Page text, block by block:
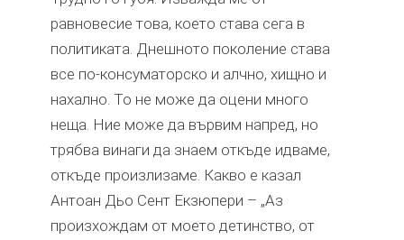
равновесие това, което става сега в
политиката. Днешното поколение става
все по-консуматорско и алчно, хищно и
нахално. То не може да оцени много
неща. Ние може да вървим напред, но
трябва винаги да знаем откъде идваме,
откъде произлизаме. Какво е казал
Антоан Дьо Сент Екзюпери – „Аз
произхождам от моето детинство, от